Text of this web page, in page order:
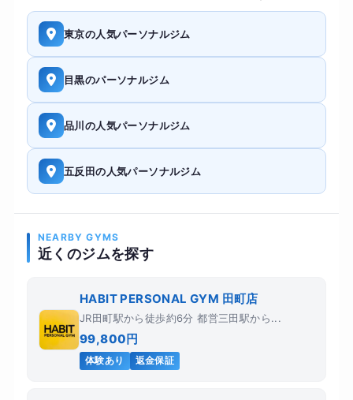
東京の人気パーソナルジム
目黒のパーソナルジム
品川の人気パーソナルジム
五反田の人気パーソナルジム
NEARBY GYMS
近くのジムを探す
HABIT PERSONAL GYM 田町店
JR田町駅から徒歩約6分 都営三田駅から...
99,800円
体験あり 返金保証